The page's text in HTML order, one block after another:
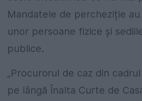
Mandatele de percheziție
unor persoane fizice și
publice.
„Procurorul de caz din
pe lângă Înalta Curte de